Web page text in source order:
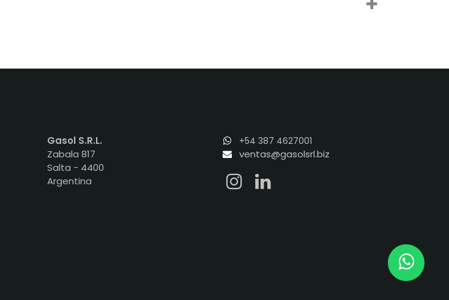
Gasol S.R.L.
Zabala 817
Salta - 4400
Argentina
+54 387 4627001
ventas@gasolsrl.biz